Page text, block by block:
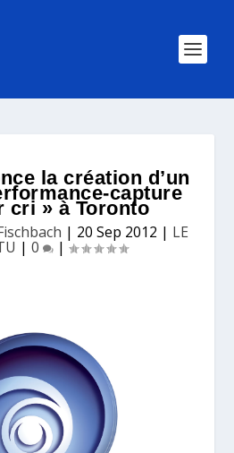
la création d’un
capture
cri » à Toronto
| 20 Sep 2012 | LE
| 0 |